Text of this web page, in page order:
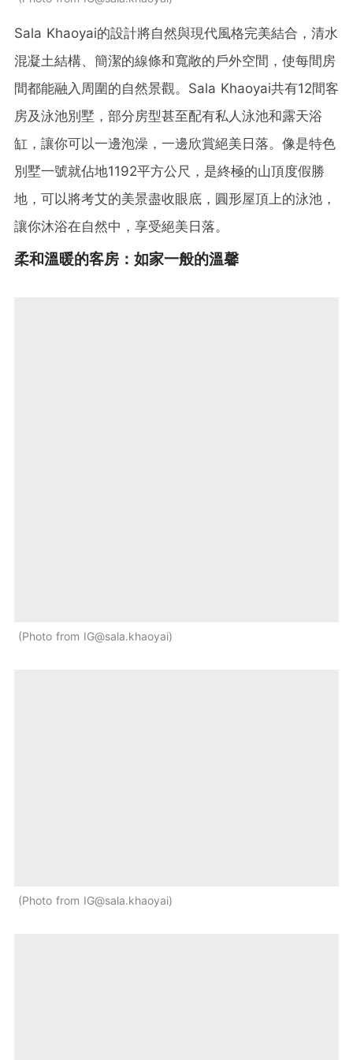
Sala Khaoyai的設計將自然與現代風格完美結合，清水
混凝土結構、簡潔的線條和寬敞的戶外空間，使每間房
間都能融入周圍的自然景觀。Sala Khaoyai共有12間客
房及泳池別墅，部分房型甚至配有私人泳池和露天浴
缸，讓你可以一邊泡澡，一邊欣賞絕美日落。像是特色
別墅一號就佔地1192平方公尺，是終極的山頂度假勝
地，可以將考艾的美景盡收眼底，圓形屋頂上的泳池，
讓你沐浴在自然中，享受絕美日落。
柔和溫暖的客房：如家一般的溫馨
Photo from IG@sala.khaoyai
Photo from IG@sala.khaoyai